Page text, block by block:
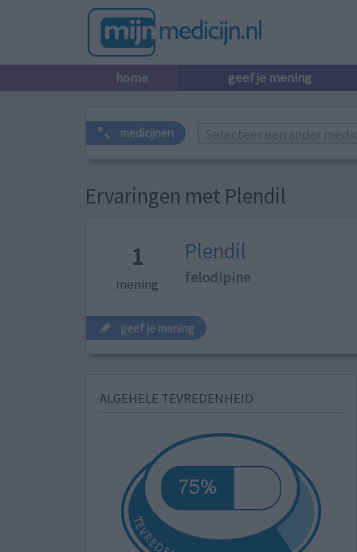
home geef je mening
medicijnen Selecteer een ander
Ervaringen met Plendil
1
mening
Plendil
felodipine
geef je mening
ALGEHELE TEVREDENHEID